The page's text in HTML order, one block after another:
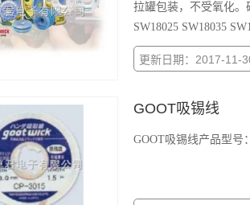
拉罐包装，不受氧化。
SW18025 SW18035
更新日期：2017-11-
GOOT吸锡线
GOOT吸锡线产品型号